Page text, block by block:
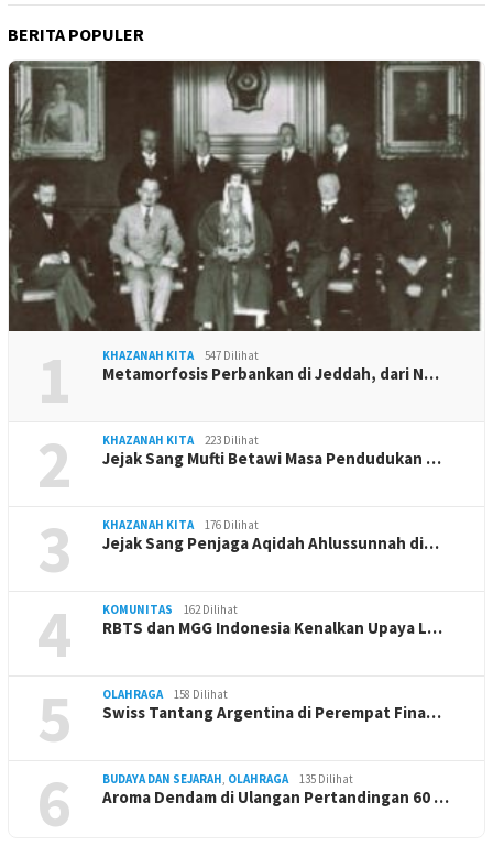
BERITA POPULER
1 KHAZANAH KITA 547 Dilihat
Metamorfosis Perbankan di Jeddah, dari N…
2 KHAZANAH KITA 223 Dilihat
Jejak Sang Mufti Betawi Masa Pendudukan …
3 KHAZANAH KITA 176 Dilihat
Jejak Sang Penjaga Aqidah Ahlussunnah di…
4 KOMUNITAS 162 Dilihat
RBTS dan MGG Indonesia Kenalkan Upaya L…
5 OLAHRAGA 158 Dilihat
Swiss Tantang Argentina di Perempat Fina…
6 BUDAYA DAN SEJARAH, OLAHRAGA 135 Dilihat
Aroma Dendam di Ulangan Pertandingan 60 …